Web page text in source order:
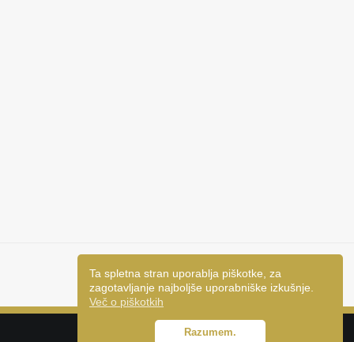
Ta spletna stran uporablja piškotke, za
zagotavljanje najboljše uporabniške izkušnje.
Več o piškotkih
Razumem.
NAPREJ